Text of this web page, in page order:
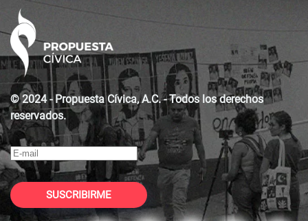
© 2024 - Propuesta Cívica, A.C. - Todos los derechos
reservados.
SUSCRIBIRME